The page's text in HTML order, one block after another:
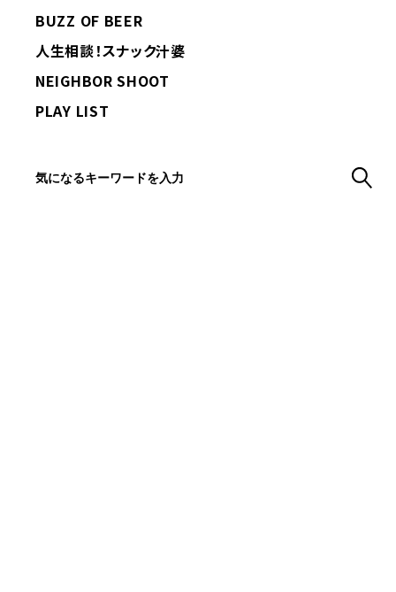
BUZZ OF BEER
人生相談！スナック汁婆
NEIGHBOR SHOOT
PLAY LIST